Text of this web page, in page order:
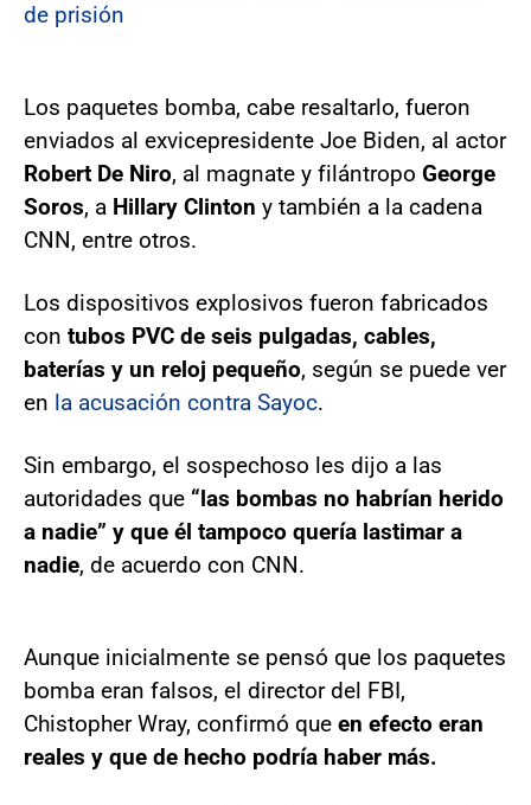
de prisión
Los paquetes bomba, cabe resaltarlo, fueron
enviados al exvicepresidente Joe Biden, al actor
Robert De Niro, al magnate y filántropo George
Soros, a Hillary Clinton y también a la cadena
CNN, entre otros.
Los dispositivos explosivos fueron fabricados
con tubos PVC de seis pulgadas, cables,
baterías y un reloj pequeño, según se puede ver
en la acusación contra Sayoc.
Sin embargo, el sospechoso les dijo a las
autoridades que “las bombas no habrían herido
a nadie” y que él tampoco quería lastimar a
nadie, de acuerdo con CNN.
Aunque inicialmente se pensó que los paquetes
bomba eran falsos, el director del FBI,
Chistopher Wray, confirmó que en efecto eran
reales y que de hecho podría haber más.